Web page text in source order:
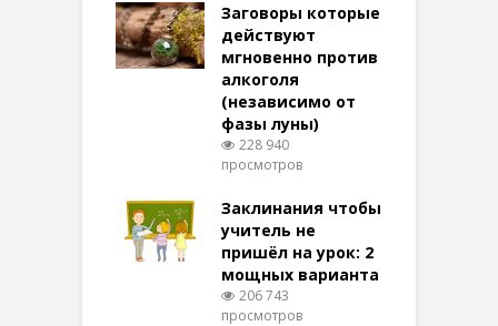
Заговоры которые
действуют
мгновенно против
алкоголя
(независимо от
фазы луны)
228 940
просмотров
Заклинания чтобы
учитель не
пришёл на урок: 2
мощных варианта
206 743
просмотров